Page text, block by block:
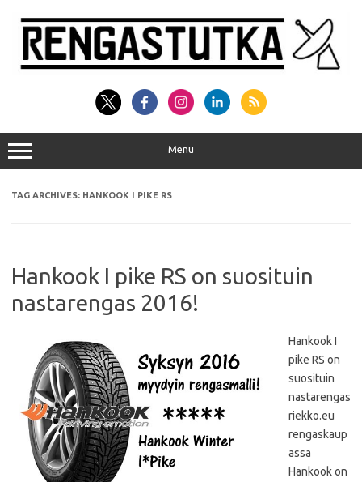
content
Menu
TAG ARCHIVES: HANKOOK I PIKE RS
Hankook I pike RS on suosituin
nastarengas 2016!
Hankook I
pike RS on
suosituin
nastarengas
riekko.eu
rengaskaup
assa
Hankook on